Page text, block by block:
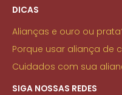
DICAS
Alianças e ouro ou
Porque usar aliança de
Cuidados com sua
SIGA NOSSAS REDES